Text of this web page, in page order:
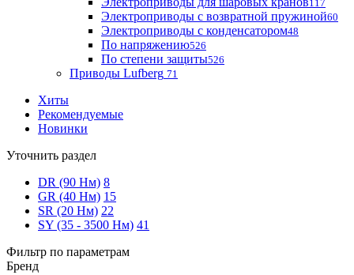
117
Электроприводы с возвратной пружиной60
Электроприводы с конденсатором48
По напряжению526
По степени защиты526
Приводы Lufberg 71
Хиты
Рекомендуемые
Новинки
Уточнить раздел
DR (90 Нм) 8
GR (40 Нм) 15
SR (20 Нм) 22
SY (35 - 3500 Нм) 41
Фильтр по параметрам
Бренд